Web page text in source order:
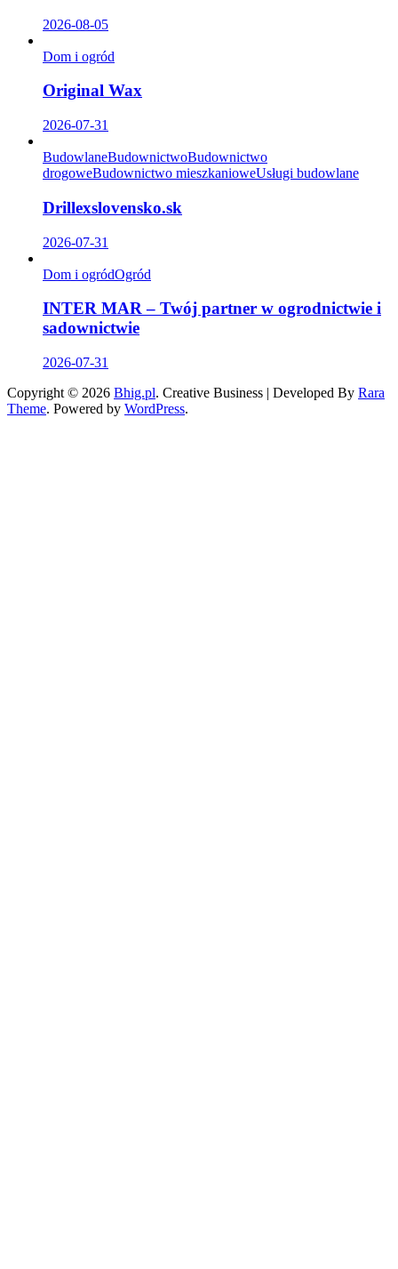
2026-08-05
Dom i ogród
Original Wax
2026-07-31
BudowlaneBudownictwoBudownictwo
drogoweBudownictwo mieszkanioweUsługi budowlane
Drillexslovensko.sk
2026-07-31
Dom i ogródOgród
INTER MAR – Twój partner w ogrodnictwie i
sadownictwie
2026-07-31
Copyright © 2026 Bhig.pl. Creative Business | Developed By Rara
Theme. Powered by WordPress.